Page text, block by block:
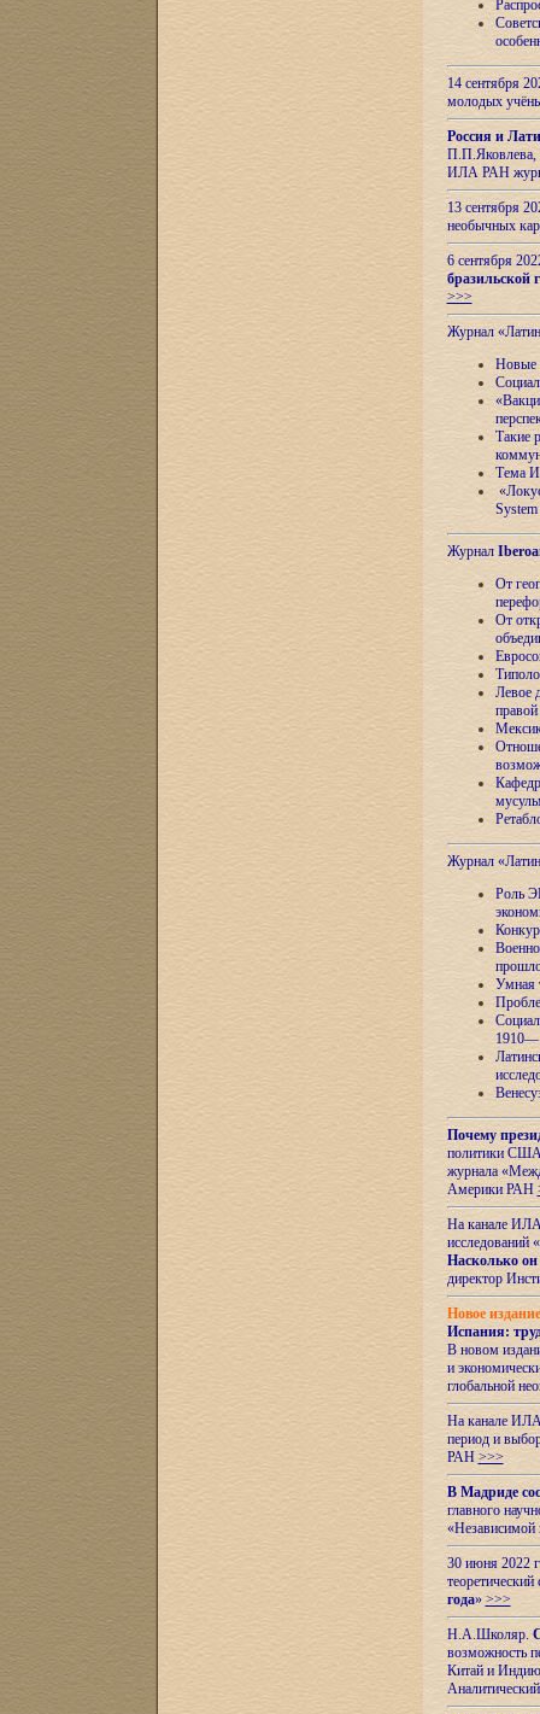
14 сентября
молодых
Россия и
П.П.Яковлева,
ИЛА РАН
13 сентября
необычных
6 сентября
бразильской
>>>
Журнал
Новые
Такие
Тема
Журнал
От
От
Левое
Журнал
Роль
Умная
Почему
политики США
журнала
Америки РАН
На канале ИЛА
исследований «
Насколько он
директор
Новое
Испания:
В новом
и
глобальной
На канале
период и
РАН >>>
В Мадриде
главного
«Независимой
30 июня 2022
года» >>>
Н.А.Школяр.
возможность
Китай и